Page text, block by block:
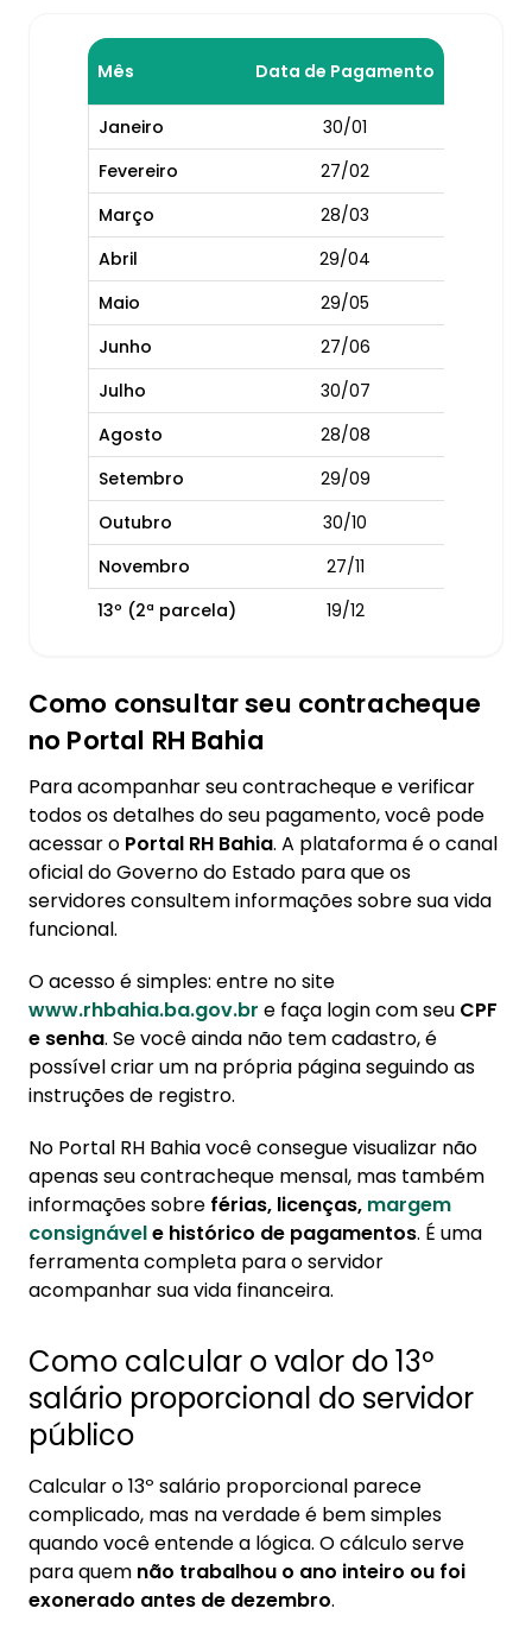
Mês Data de Pagamento
Janeiro
30/01
Fevereiro
27/02
Março
28/03
Abril
29/04
Maio
29/05
Junho
27/06
Julho
30/07
Agosto
28/08
Setembro
29/09
Outubro
30/10
Novembro
27/11
13º (2ª parcela)
19/12
Como consultar seu contracheque
no Portal RH Bahia
Para acompanhar seu contracheque e verificar
todos os detalhes do seu pagamento, você pode
acessar o Portal RH Bahia. A plataforma é o canal
oficial do Governo do Estado para que os
servidores consultem informações sobre sua vida
funcional.
O acesso é simples: entre no site
www.rhbahia.ba.gov.br e faça login com seu CPF
e senha. Se você ainda não tem cadastro, é
possível criar um na própria página seguindo as
instruções de registro.
No Portal RH Bahia você consegue visualizar não
apenas seu contracheque mensal, mas também
informações sobre férias, licenças, margem
consignávele histórico de pagamentos. É uma
ferramenta completa para o servidor
acompanhar sua vida financeira.
Como calcular o valor do 13º
salário proporcional do servidor
público
Calcular o 13º salário proporcional parece
complicado, mas na verdade é bem simples
quando você entende a lógica. O cálculo serve
para quem não trabalhou o ano inteiro ou foi
exonerado antes de dezembro.